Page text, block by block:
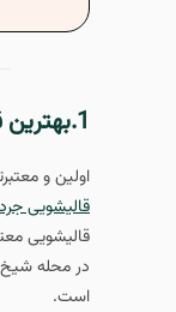
1.بهترین قالیشویی شیخ بهایی، قالیشویی جردن
اولین و
قالیشویی
قالیشویی
در محله شیخ
است.